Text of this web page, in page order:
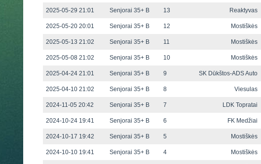
2025-05-29 21:01 Senjorai 35+ B 13 Reaktyvas
2025-05-20 20:01 Senjorai 35+ B 12 Mostiškės
2025-05-13 21:02 Senjorai 35+ B 11 Mostiškės
2025-05-08 21:02 Senjorai 35+ B 10 Mostiškės
2025-04-24 21:01 Senjorai 35+ B 9 SK Dūkštos-ADS Auto
2025-04-10 21:02 Senjorai 35+ B 8 Viesulas
2024-11-05 20:42 Senjorai 35+ B 7 LDK Topratai
2024-10-24 19:41 Senjorai 35+ B 6 FK Medžiai
2024-10-17 19:42 Senjorai 35+ B 5 Mostiškės
2024-10-10 19:41 Senjorai 35+ B 4 Mostiškės